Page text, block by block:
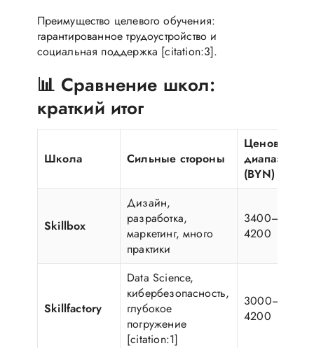
Преимущество целевого обучения:
гарантированное трудоустройство и
социальная поддержка [citation:3].
📊 Сравнение школ:
краткий итог
Школа Сильные стороны
Ценовой
диапазон
(BYN)
Skillbox
Дизайн,
разработка,
маркетинг, много
практики
3400–
4200
Skillfactory
Data Science,
кибербезопасность,
глубокое
погружение
[citation:1]
3000–
4200